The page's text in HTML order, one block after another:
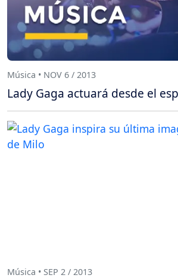
Música • NOV 6 / 2013
Lady Gaga actuará desde el
Música • SEP 2 / 2013